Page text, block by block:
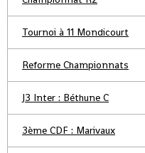
Tournoi à 11 Mondicourt
Reforme Championnats
J3 Inter : Béthune C
3ème CDF : Marivaux